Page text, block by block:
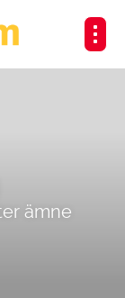
ämne